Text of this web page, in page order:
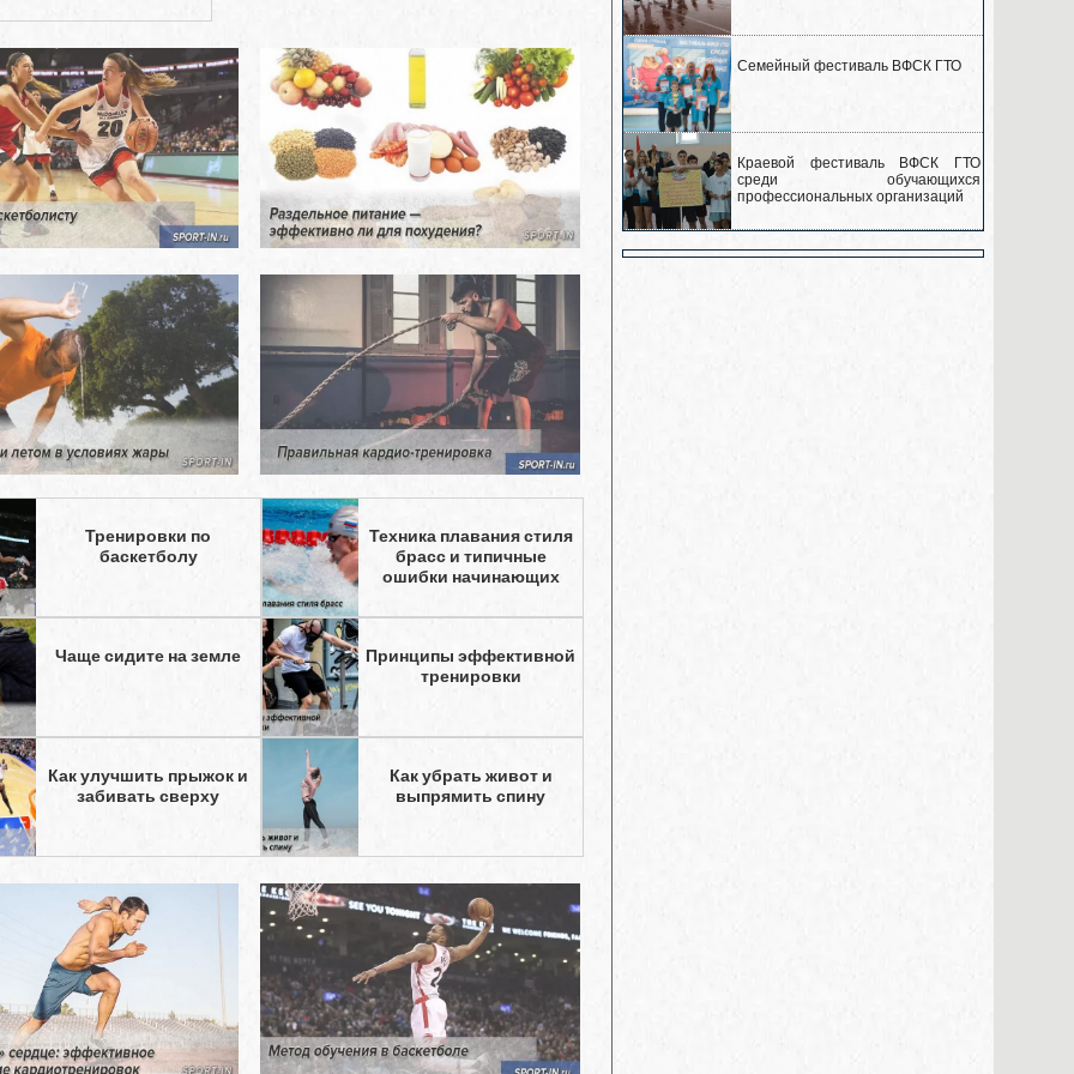
Тренировки по
баскетболу
Техника плавания стиля
брасс и типичные
ошибки начинающих
Чаще сидите на земле
Принципы эффективной
тренировки
Как улучшить прыжок и
забивать сверху
Как убрать живот и
выпрямить спину
Семейный фестиваль ВФСК ГТО
Краевой фестиваль ВФСК ГТО
среди обучающихся
профессиональных организаций